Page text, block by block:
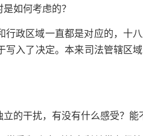
如何考虑的？
政区域一直都是对应的，十
入了决定。本来司法管辖区
的干扰，有没有什么感受？能